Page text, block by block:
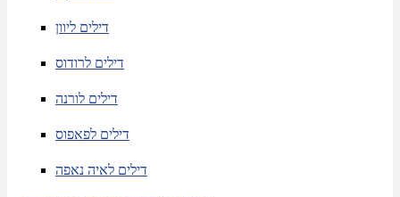
דילים ליוון
דילים לרודוס
דילים לורנה
דילים לפאפוס
דילים לאיה נאפה